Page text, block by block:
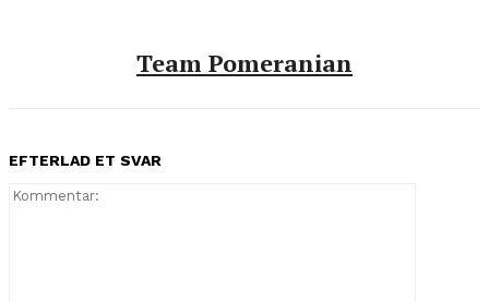
Team Pomeranian
EFTERLAD ET SVAR